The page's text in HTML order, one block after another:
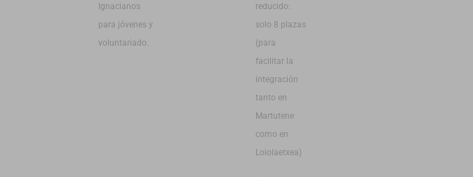
Ignacianos
para jóvenes y
voluntariado.
reducido:
solo 8 plazas
(para
facilitar la
integración
tanto en
Martutene
como en
Loiolaetxea)